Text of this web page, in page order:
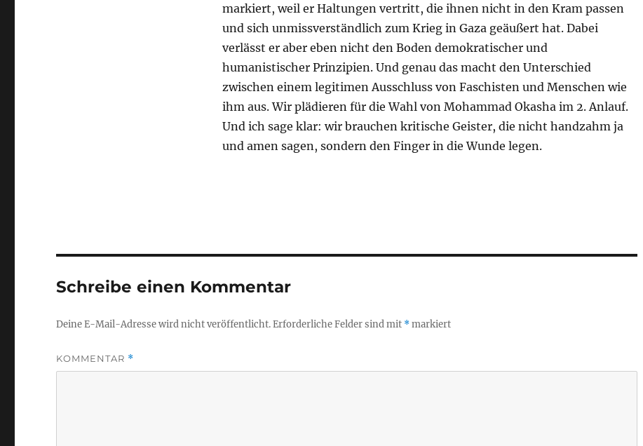
markiert, weil er Haltungen vertritt, die ihnen nicht in den Kram passen
und sich unmissverständlich zum Krieg in Gaza geäußert hat. Dabei
verlässt er aber eben nicht den Boden demokratischer und
humanistischer Prinzipien. Und genau das macht den Unterschied
zwischen einem legitimen Ausschluss von Faschisten und Menschen wie
ihm aus. Wir plädieren für die Wahl von Mohammad Okasha im 2. Anlauf.
Und ich sage klar: wir brauchen kritische Geister, die nicht handzahm ja
und amen sagen, sondern den Finger in die Wunde legen.
Schreibe einen Kommentar
Deine E-Mail-Adresse wird nicht veröffentlicht.Erforderliche Felder sind mit *markiert
KOMMENTAR *